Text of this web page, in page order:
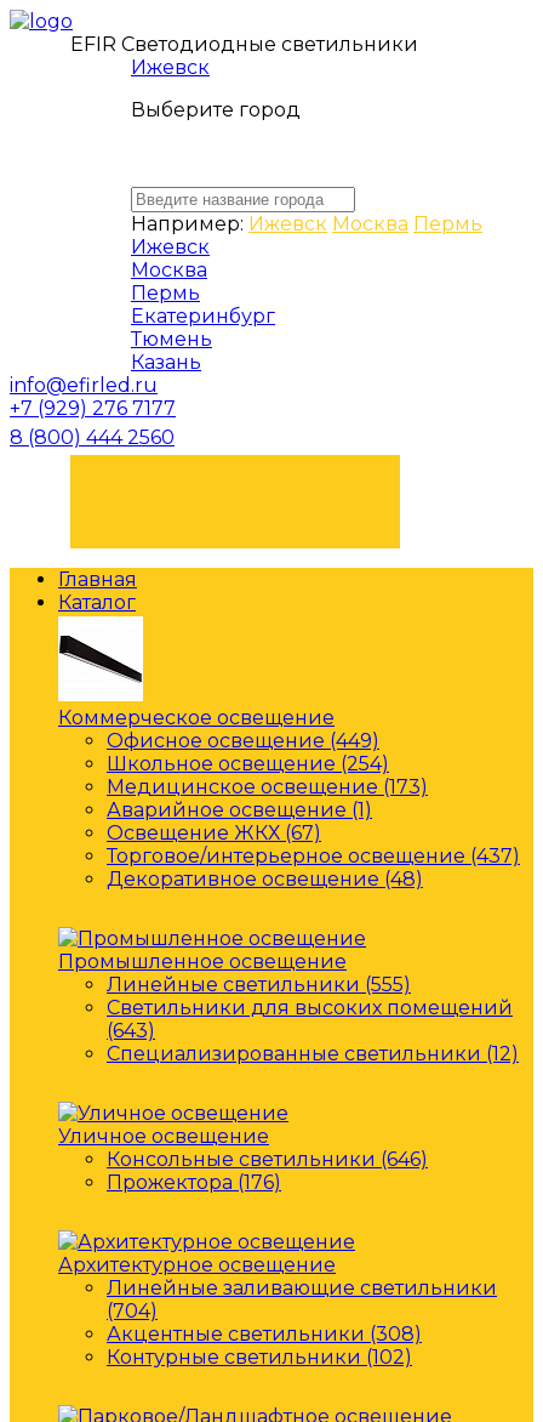
EFIR Светодиодные светильники
Ижевск
Выберите город
Например: Ижевск Москва Пермь
Ижевск
Москва
Пермь
Екатеринбург
Тюмень
Казань
info@efirled.ru
+7 (929) 276 7177
8 (800) 444 2560
Главная
Каталог
Коммерческое освещение
Офисное освещение (449)
Школьное освещение (254)
Медицинское освещение (173)
Аварийное освещение (1)
Освещение ЖКХ (67)
Торговое/интерьерное освещение (437)
Декоративное освещение (48)
Промышленное освещение
Линейные светильники (555)
Светильники для высоких помещений
(643)
Специализированные светильники (12)
Уличное освещение
Консольные светильники (646)
Прожектора (176)
Архитектурное освещение
Линейные заливающие светильники
(704)
Акцентные светильники (308)
Контурные светильники (102)